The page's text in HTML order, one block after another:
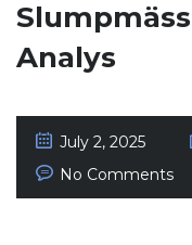
Analys
July 2, 2025
No Comments